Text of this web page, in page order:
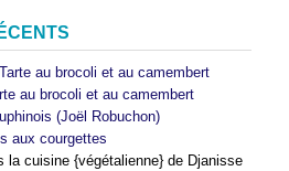
Tarte au brocoli et au camembert
au brocoli et au camembert
(Joël Robuchon)
aux courgettes
la cuisine {végétalienne} de Djanisse